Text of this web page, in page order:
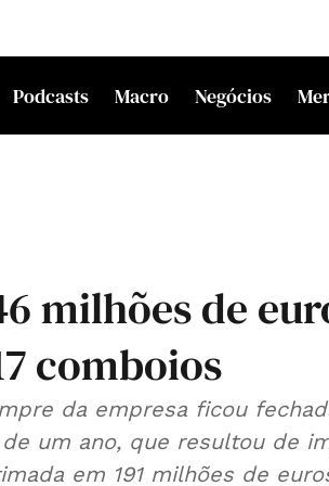
Podcasts Macro Negócios
milhões de
comboios
da empresa ficou
um ano, que resultou de
em 191 milhões de